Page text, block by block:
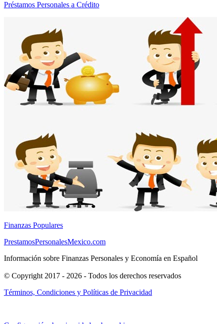
Préstamos Personales a Crédito
Finanzas Populares
PrestamosPersonalesMexico.com
Información sobre Finanzas Personales y Economía en Español
© Copyright 2017 - 2026 - Todos los derechos reservados
Términos, Condiciones y Políticas de Privacidad